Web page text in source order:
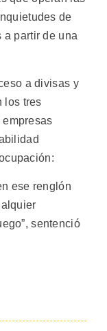
de
a partir de una
a divisas y
los tres
ese renglón
sentenció